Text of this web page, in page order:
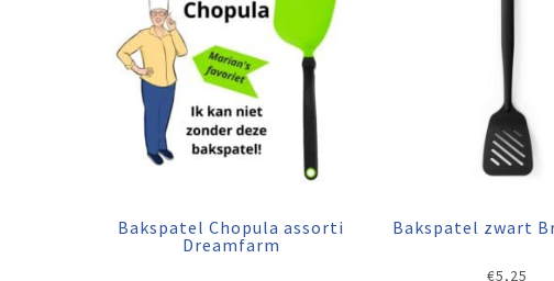
Bakspatel Chopula assorti
Dreamfarm
Bakspatel zwart
€5,25